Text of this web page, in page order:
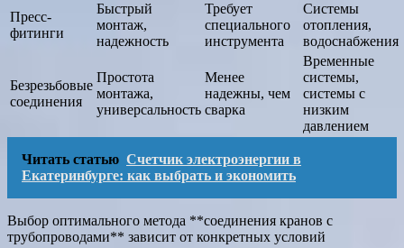
Пресс-
фитинги
Быстрый
монтаж,
надежность
Требует
специального
инструмента
Системы
отопления,
водоснабжения
Безрезьбовые
соединения
Простота
монтажа,
универсальность
Менее
надежны, чем
сварка
Временные
системы,
системы с
низким
давлением
Читать статью Счетчик электроэнергии в
Екатеринбурге: как выбрать и экономить
Выбор оптимального метода **соединения кранов с
трубопроводами** зависит от конкретных условий